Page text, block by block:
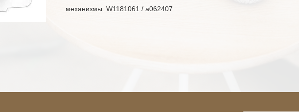
механизмы. W1181061 / a062407